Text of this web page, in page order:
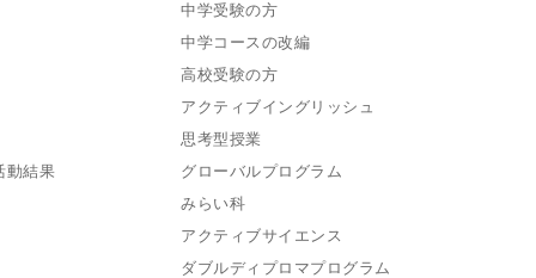
動結果
中学受験の方
中学コースの改編
高校受験の方
アクティブイングリッシュ
思考型授業
グローバルプログラム
みらい科
アクティブサイエンス
ダブルディプロマプログラム